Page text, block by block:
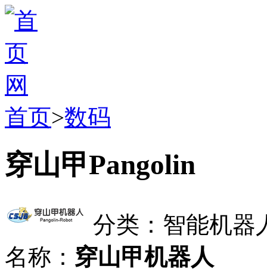
首页>数码
穿山甲Pangolin
分类：智能机器
名称： 穿山甲机器人